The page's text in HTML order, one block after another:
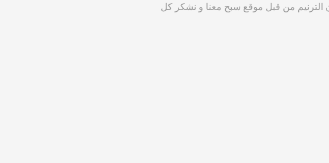
الترنيم من قبل موقع سبح معنا و نشكر كل